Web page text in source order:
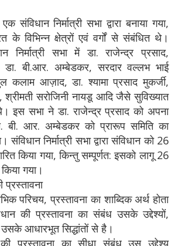
संविधान निर्मात्री सभा द्वारा बनाया गया,
के विभिन्न क्षेत्रों एवं वर्गों से संबंधित थे।
निर्मात्री सभा में डा. राजेन्द्र प्रसाद,
बी.आर. अम्बेडकर, सरदार वल्लभ भाई
कलाम आज़ाद, डा. श्यामा प्रसाद मुकर्जी,
सरोजिनी नायडू आदि जैसे सुविख्यात
इस सभा ने डा. राजेन्द्र प्रसाद को अपना
बी. आर. अम्बेडकर को प्रारूप समिति का
संविधान निर्मात्री सभा द्वारा संविधान को 26
किया गया, किन्तु सम्पूर्णत: इसको लागू 26
गया।
प्रस्तावना
परिचय, प्रस्तावना का शाब्दिक अर्थ होता
की प्रस्तावना का संबंध उसके उद्देश्यों,
उसके आधारभूत सिद्धांतों से है।
की प्रस्तावना का सीधा संबंध उस उद्देश्य